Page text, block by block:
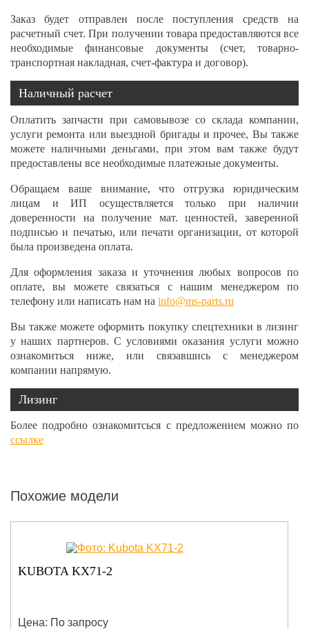
Заказ будет отправлен после поступления средств на
расчетный счет. При получении товара предоставляются все
необходимые финансовые документы (счет, товарно-
транспортная накладная, счет-фактура и договор).
Наличный расчет
Оплатить запчасти при самовывозе со склада компании,
услуги ремонта или выездной бригады и прочее, Вы также
можете наличными деньгами, при этом вам также будут
предоставлены все необходимые платежные документы.
Обращаем ваше внимание, что отгрузка юридическим
лицам и ИП осуществляется только при наличии
доверенности на получение мат. ценностей, заверенной
подписью и печатью, или печати организации, от которой
была произведена оплата.
Для оформления заказа и уточнения любых вопросов по
оплате, вы можете связаться с нашим менеджером по
телефону или написать нам на info@ms-parts.ru
Вы также можете оформить покупку спецтехники в лизинг
у наших партнеров. С условиями оказания услуги можно
ознакомиться ниже, или связавшись с менеджером
компании напрямую.
Лизинг
Более подробно ознакомитсься с предложением можно по
ссылке
Похожие модели
KUBOTA KX71-2
Цена: По запросу